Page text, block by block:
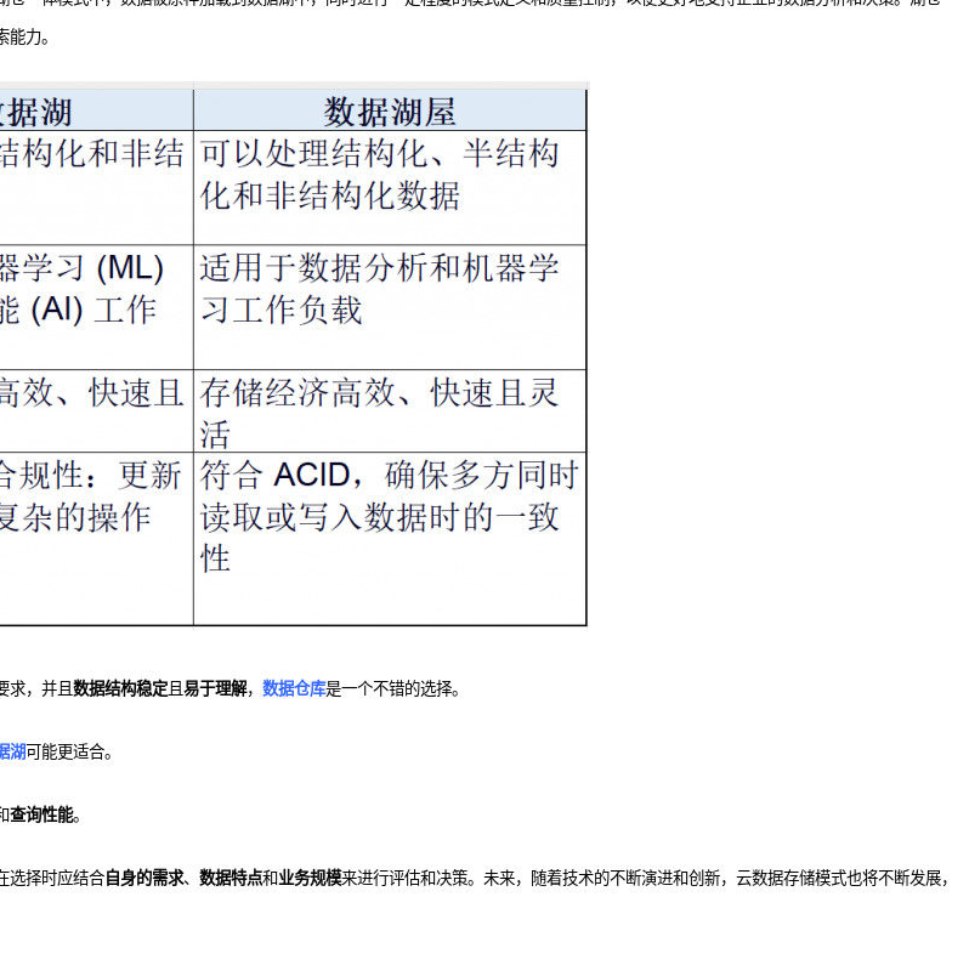
力。
求，并且 数据结构稳定 且 易于理解， 数据仓库是一个不错的选择。
湖可能更适合。
查询性能。
选择时应结合 自身的需求、 数据特点和业务规模来进行评估和决策。未来，随着技术的不断演进和创新，云数据存储模式也将不断发展，